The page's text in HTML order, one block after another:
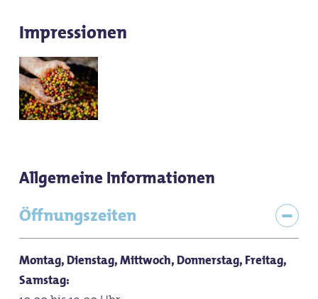
Impressionen
Allgemeine Informationen
Öffnungszeiten
Montag, Dienstag, Mittwoch, Donnerstag, Freitag,
Samstag: